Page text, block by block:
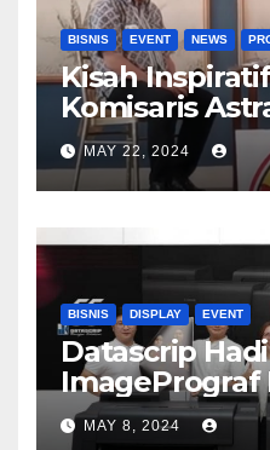
BISNIS EVENT NEWS
Kisah
Komisaris
MAY 22, 2024
BISNIS DISPLAY EVENT
Datascrip
ImagePrograf
Series
MAY 8, 2024